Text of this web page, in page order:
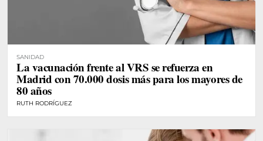
SANIDAD
La vacunación frente al VRS se refuerza en
Madrid con 70.000 dosis más para los mayores de
80 años
RUTH RODRÍGUEZ